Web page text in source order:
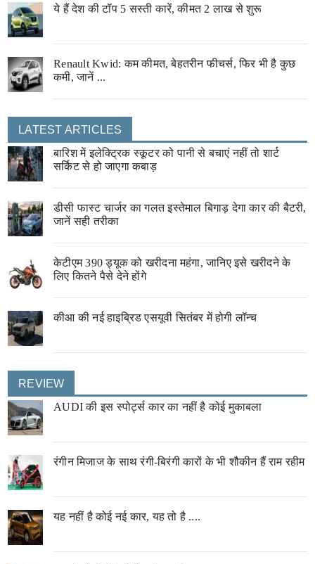
ये हैं देश की टॉप 5 सस्ती कारें, कीमत 2 लाख से शुरू
Renault Kwid: कम कीमत, बेहतरीन फीचर्स, फिर भी है कुछ
कमी, जानें ...
LATEST ARTICLES
बारिश में इलेक्ट्रिक स्कूटर को पानी से बचाएं नहीं तो शार्ट
सर्किट से हो जाएगा कबाड़
डीसी फास्ट चार्जर का गलत इस्तेमाल बिगाड़ देगा कार की बैटरी,
जानें सही तरीका
केटीएम 390 ड्यूक को खरीदना महंगा, जानिए इसे खरीदने के
लिए कितने पैसे देने होंगे
कीआ की नई हाइब्रिड एसयूवी सितंबर में होगी लॉन्च
REVIEW
AUDI की इस स्पोर्ट्स कार का नहीं है कोई मुकाबला
रंगीन मिजाज के साथ रंगी-बिरंगी कारों के भी शौकीन हैं राम रहीम
यह नहीं है कोई नई कार, यह तो है ....